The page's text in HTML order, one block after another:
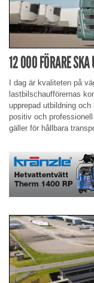
12 000 FÖRARE SKA
I dag är kvaliteten på
lastbilschaufförernas
upprepad utbildning
positiv och
gäller för hållbara